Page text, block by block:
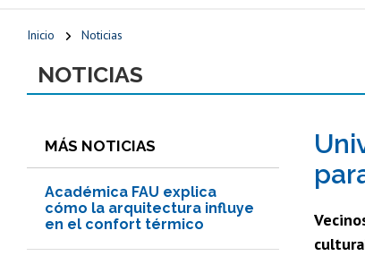
Inicio Noticias
NOTICIAS
MÁS NOTICIAS
Académica FAU explica
cómo la arquitectura influye
en el confort térmico